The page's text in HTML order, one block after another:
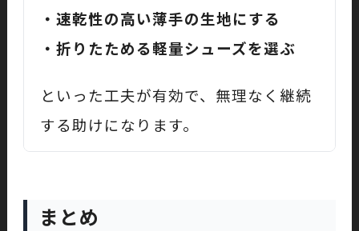
・速乾性の高い薄手の生地にする
・折りたためる軽量シューズを選ぶ
といった工夫が有効で、無理なく継続
する助けになります。
まとめ